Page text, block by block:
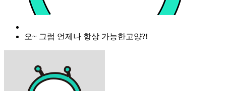
오~ 그럼 언제나 항상 가능한고양?!